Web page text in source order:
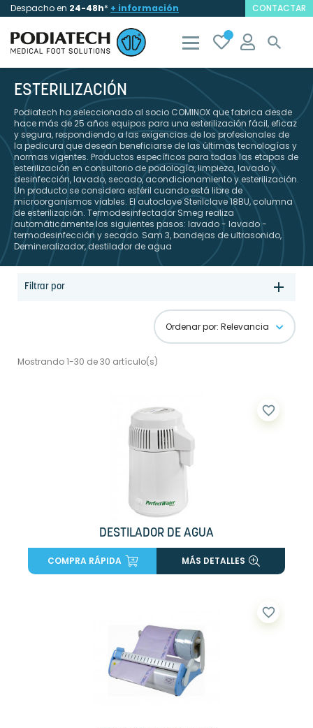
Despacho en 24-48h* + información CONTACTAR

ESTERILIZACIÓN
Podiatech ha seleccionado al socio COMINOX que fabrica desde
hace más de 25 años equipos para una esterilización fácil, eficaz
y segura, respondiendo a las exigencias de los profesionales de
la pedicura que desean beneficiarse de las últimas tecnologías y
normas vigentes. Productos específicos para todas las etapas de
esterilización en consultorio de podología, limpieza, lavado y
desinfección, lavado, secado, acondicionamiento y esterilización.
Un producto se considera estéril cuando está libre de
microorganismos viables. El autoclave Sterilclave 18BU, columna
de esterilización. Termodesinfectador Smeg realiza
automáticamente los siguientes pasos: lavado - lavado -
termodesinfección y secado. Sam 3, bandejas de ultrasonido,
Demineralizador, destilador de agua
Filtrar por
Ordenar por: Relevancia
Mostrando 1-30 de 30 artículo(s)
favorite_border
DESTILADOR DE AGUA
COMPRA RÁPIDA MÁS DETALLES
favorite_border